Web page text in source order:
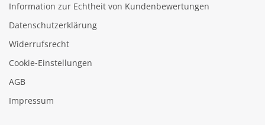
Information zur Echtheit von Kundenbewertungen
Datenschutzerklärung
Widerrufsrecht
Cookie‑Einstellungen
AGB
Impressum